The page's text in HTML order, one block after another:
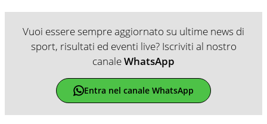
Vuoi essere sempre aggiornato su ultime news di
sport, risultati ed eventi live? Iscriviti al nostro
canaleWhatsApp
Entra nel canale WhatsApp